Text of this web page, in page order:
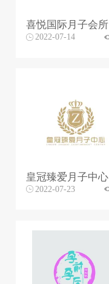
喜悦国际月子会所
2022-07-14
皇冠臻爱月子中心
2022-07-23